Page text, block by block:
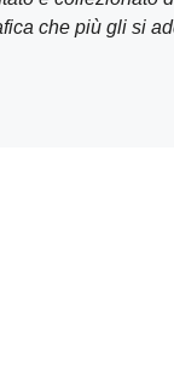
che più gli si